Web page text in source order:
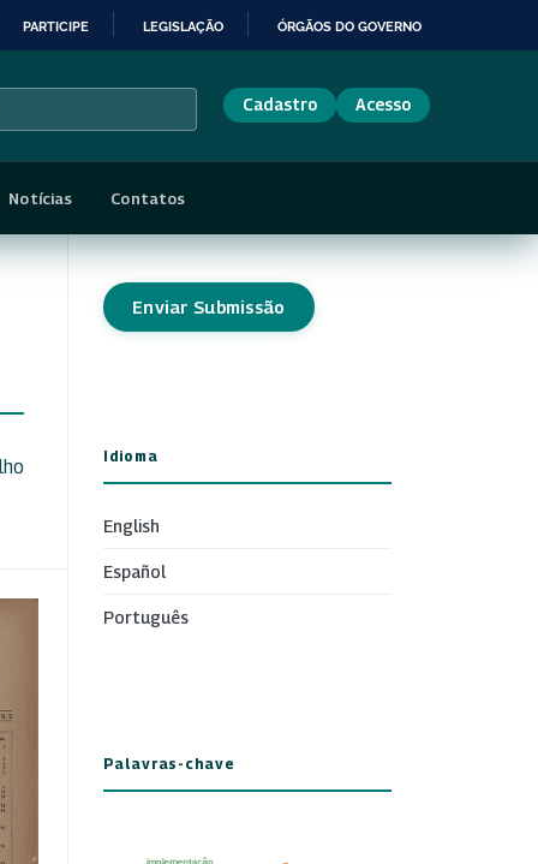
PARTICIPE LEGISLAÇÃO ÓRGÃOS DO GOVERNO
Cadastro Acesso
Notícias Contatos
Enviar Submissão
Idioma
English
Español
Português
Palavras-chave